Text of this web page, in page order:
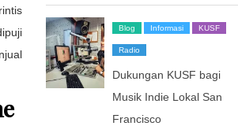
Blog Informasi KUSF
Radio
Dukungan KUSF bagi
Musik Indie Lokal San
Francisco